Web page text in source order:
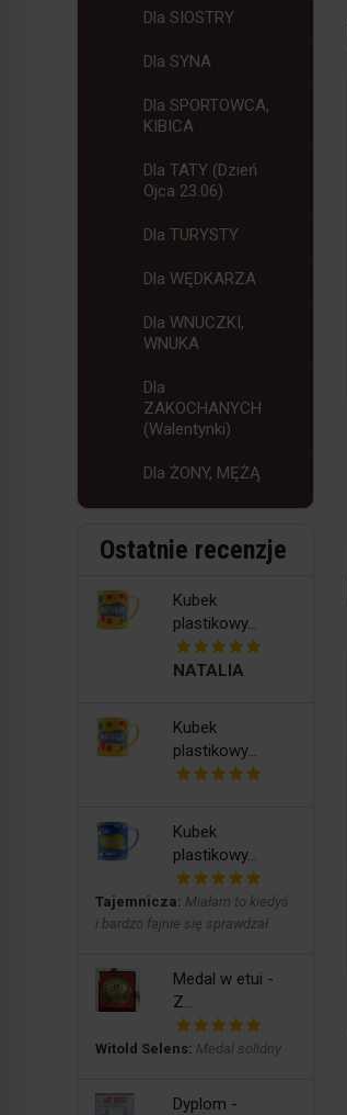
Dla SIOSTRY
Dla SYNA
Dla SPORTOWCA,
KIBICA
Dla TATY (Dzień
Ojca 23.06)
Dla TURYSTY
Dla WĘDKARZA
Dla WNUCZKI,
WNUKA
Dla
ZAKOCHANYCH
(Walentynki)
Dla ŻONY, MĘŻĄ
Ostatnie recenzje
Kubek
plastikowy...
NATALIA
Kubek
plastikowy...
Kubek
plastikowy...
Tajemnicza: Miałam to kiedyś
i bardzo fajnie się sprawdzał
Medal w etui -
Z...
Witold Selens: Medal solidny
Dyplom -